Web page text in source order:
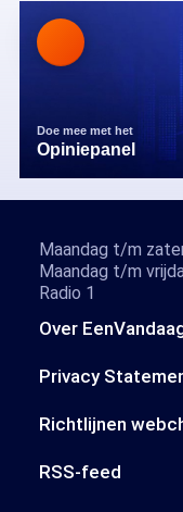
Doe mee met het
Opiniepanel
Over
Privacy
Richtlijnen
RSS-feed
Maandag t/m
Maandag t/m
Radio 1